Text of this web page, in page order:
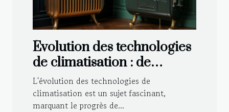
Évolution des technologies
de climatisation : de
l'ancien au moderne
L'évolution des technologies de
climatisation est un sujet fascinant,
marquant le progrès de...